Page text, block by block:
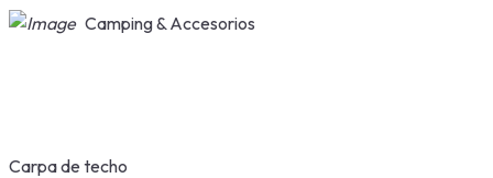
Camping & Accesorios
Carpa de techo